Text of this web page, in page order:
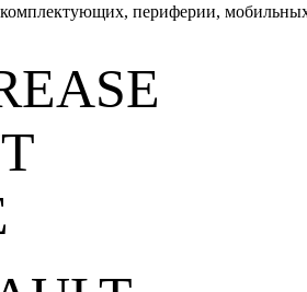
периферии, мобильных